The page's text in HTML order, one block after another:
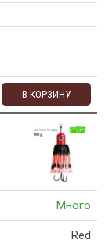
В КОРЗИНУ
Много
Red